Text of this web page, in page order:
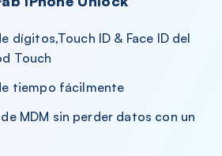
dígitos,Touch ID & Face ID del
Touch
tiempo fácilmente
MDM sin perder datos con un